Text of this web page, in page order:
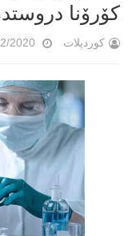
كۆرۆنا
کوردپلات 11/02/2020